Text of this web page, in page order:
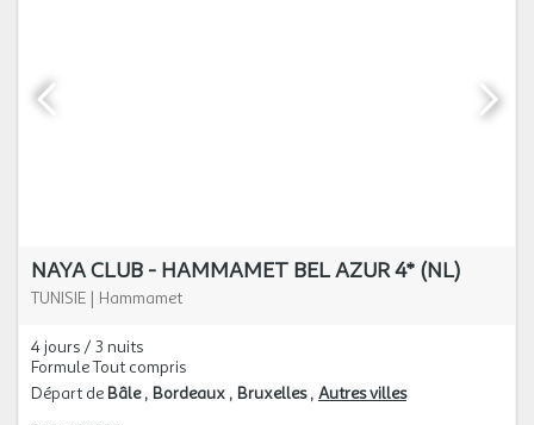
NAYA CLUB - HAMMAMET BEL AZUR 4* (NL)
TUNISIE | Hammamet
4 jours / 3 nuits
Formule Tout compris
Départ de Bâle Bordeaux Bruxelles Autres villes